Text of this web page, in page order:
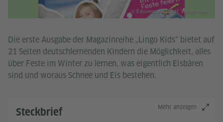
© Eduversum GmbH, Wiesbaden
Die erste Ausgabe der Magazinreihe „Lingo Kids“ bietet auf
21 Seiten deutschlernenden Kindern die Möglichkeit, alles
über Feste im Winter zu lernen, was eigentlich Eisbären
sind und woraus Schnee und Eis bestehen.
Mehr anzeigen
Steckbrief